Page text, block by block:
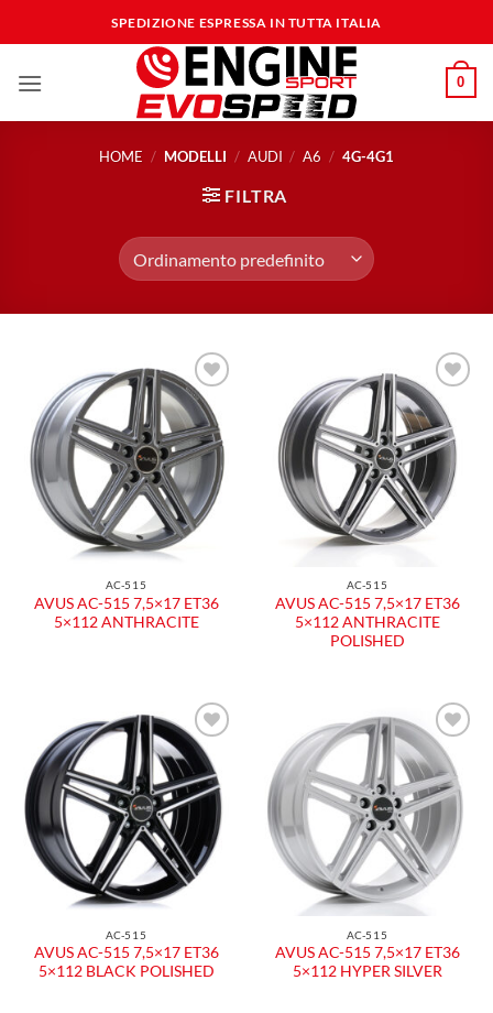
ai
SPEDIZIONE ESPRESSA IN TUTTA ITALIA
0
HOME / MODELLI / AUDI / A6 / 4G-4G1
FILTRA
Aggiungi
alla lista
dei
desideri
AC-515
AVUS AC-515 7,5×17 ET36
5×112 ANTHRACITE
Aggiungi
alla lista
dei
desideri
AC-515
AVUS AC-515 7,5×17 ET36
5×112 ANTHRACITE
POLISHED
Aggiungi
alla lista
dei
desideri
AC-515
AVUS AC-515 7,5×17 ET36
5×112 BLACK POLISHED
Aggiungi
alla lista
dei
desideri
AC-515
AVUS AC-515 7,5×17 ET36
5×112 HYPER SILVER